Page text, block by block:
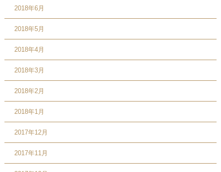
2018年6月
2018年5月
2018年4月
2018年3月
2018年2月
2018年1月
2017年12月
2017年11月